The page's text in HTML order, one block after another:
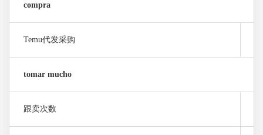
compra
Temu代发采购
tomar mucho
跟卖次数